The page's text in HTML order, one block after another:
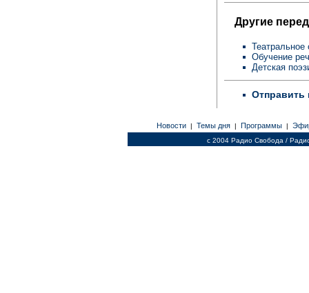
Другие
Театральное
Обучение
Детская
Отправить
Новости | Темы дня | Программы |
c 2004 Радио Свобода /